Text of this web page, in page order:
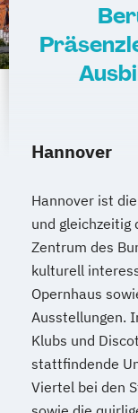
Hannover
Hannover ist
und
Zentrum des
kulturell
Opernhaus
Ausstellungen.
Klubs und
stattfindende
Viertel bei den